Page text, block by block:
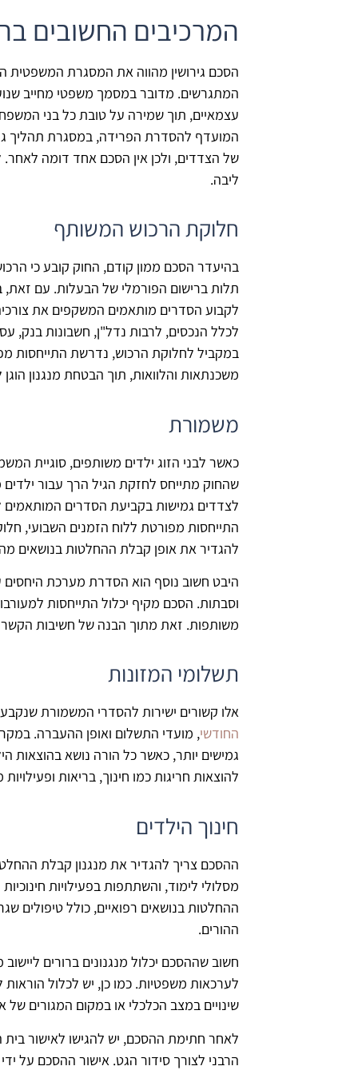
המרכיבים החשובים
הסכם גירושין מהווה את המסגרת המשפטית
המתגרשים. מדובר במסמך משפטי מחייב
עצמאיים, תוך שמירה על טובת כל בני
המועדף להסדרת הפרידה, במסגרת תהליך
של הצדדים, ולכן אין הסכם אחד דומה
ליבה.
חלוקת הרכוש המשותף
בהיעדר הסכם ממון קודם, החוק קובע כי
תלות ברישום הפורמלי של הבעלות. עם
לקבוע הסדרים מותאמים המשקפים את
לכלל הנכסים, לרבות נדל"ן, חשבונות בנק,
במקביל לחלוקת הרכוש, נדרשת התייחסות
משכנתאות והלוואות, תוך הבטחת מנגנון
משמורת
כאשר לבני הזוג ילדים משותפים, סוגיית
שהחוק מתייחס לחזקת הגיל הרך עבור
לצדדים גמישות בקביעת הסדרים המותאמים
התייחסות מפורטת ללוח הזמנים השבועי,
להגדיר את אופן קבלת ההחלטות בנושאים
היבט חשוב נוסף הוא הסדרת מערכת
וסבתות. הסכם מקיף יכלול התייחסות
משותפות. זאת מתוך הבנה של חשיבות הקשר
תשלומי המזונות
אלו קשורים ישירות להסדרי המשמורת
החודשי, מועדי התשלום ואופן ההעברה.
גמישים יותר, כאשר כל הורה נושא בהוצאות
להוצאות חריגות כמו חינוך, בריאות ופעילויות
חינוך הילדים
ההסכם צריך להגדיר את מנגנון קבלת
מסלולי לימוד, והשתתפות בפעילויות
ההחלטות בנושאים רפואיים, כולל טיפולים
ההורים.
חשוב שההסכם יכלול מנגנונים ברורים
לערכאות משפטיות. כמו כן, יש לכלול הוראות
שינויים במצב הכלכלי או במקום המגורים
לאחר חתימת ההסכם, יש להגישו לאישור
הרבני לצורך סידור הגט. אישור ההסכם על